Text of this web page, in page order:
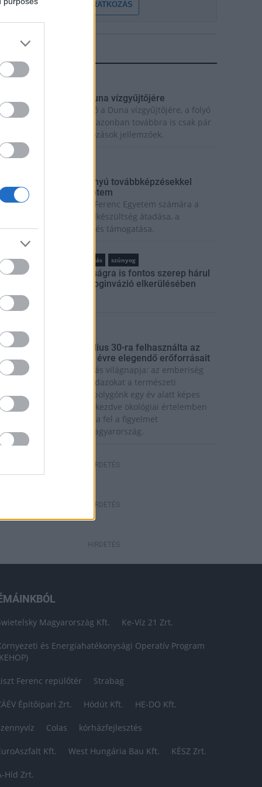
FELIRATKOZÁS
Megérkezett az eső a Duna vízgyűjtőjére
a rég várt eső a Duna vízgyűjtőjére, a folyó
magyarországi szakaszán azonban továbbra is csak pár
centiméteres vízszintváltozások jellemzőek.
Kecskeméten is szakirányú továbbképzésekkel
a Gál Ferenc Egyetem
Kiemelt fontosságú a Gál Ferenc Egyetem számára a
jövőbe mutató szakmai felkészültség átadása, a
szakmai fejlődés támogatása.
hírek szúnyogirtás szúnyog
A lakosságra is fontos szerep hárul
a szúnyoginvázió elkerülésében
Országos hírek
Túlfogyasztás napja - július 30-ra felhasználta az
emberiség a Föld egész évre elegendő erőforrásait
van idén a túlfogyasztás világnapja: az emberiség
eddigre használta fel mindazokat a természeti
erőforrásokat, amelyeket bolygónk egy év alatt képes
Ettől a naptól kezdve ökológiai értelemben
már „hitelből élünk” – hívta fel a figyelmet
közleményében a WWF Magyarország.
HIRDETÉS
HIRDETÉS
HIRDETÉS
Magyarország Kft. Ke-Víz 21 Zrt.
és Energiahatékonysági Operatív Program
Ferenc repülőtér Strabag
Építőipari Zrt. Hódút Kft. HE-DO Kft.
Colas kórházfejlesztés
Kft. West Hungária Bau Kft. KÉSZ Zrt.
Híd Zrt.